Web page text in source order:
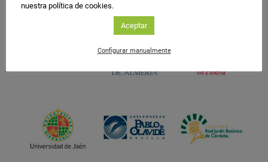
nuestra política de cookies.
Aceptar
Configurar manualmente